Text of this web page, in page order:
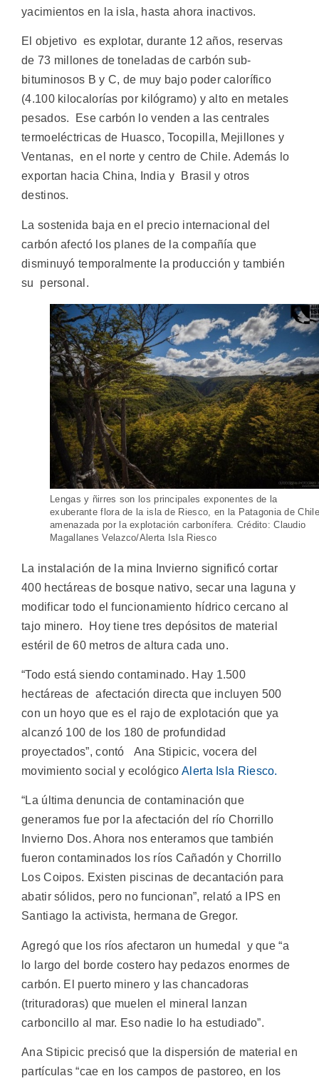
yacimientos en la isla, hasta ahora inactivos.
El objetivo es explotar, durante 12 años, reservas
de 73 millones de toneladas de carbón sub-
bituminosos B y C, de muy bajo poder calorífico
(4.100 kilocalorías por kilógramo) y alto en metales
pesados. Ese carbón lo venden a las centrales
termoeléctricas de Huasco, Tocopilla, Mejillones y
Ventanas, en el norte y centro de Chile. Además lo
exportan hacia China, India y Brasil y otros
destinos.
La sostenida baja en el precio internacional del
carbón afectó los planes de la compañía que
disminuyó temporalmente la producción y también
su personal.
Lengas y ñirres son los principales exponentes de la
exuberante flora de la isla de Riesco, en la Patagonia de
amenazada por la explotación carbonífera. Crédito: Claudio
Magallanes Velazco/Alerta Isla Riesco
La instalación de la mina Invierno significó cortar
400 hectáreas de bosque nativo, secar una laguna y
modificar todo el funcionamiento hídrico cercano al
tajo minero. Hoy tiene tres depósitos de material
estéril de 60 metros de altura cada uno.
“Todo está siendo contaminado. Hay 1.500
hectáreas de afectación directa que incluyen 500
con un hoyo que es el rajo de explotación que ya
alcanzó 100 de los 180 de profundidad
proyectados”, contó Ana Stipicic, vocera del
movimiento social y ecológicoAlerta Isla Riesco.
“La última denuncia de contaminación que
generamos fue por la afectación del río Chorrillo
Invierno Dos. Ahora nos enteramos que también
fueron contaminados los ríos Cañadón y Chorrillo
Los Coipos. Existen piscinas de decantación para
abatir sólidos, pero no funcionan”, relató a IPS en
Santiago la activista, hermana de Gregor.
Agregó que los ríos afectaron un humedal y que “a
lo largo del borde costero hay pedazos enormes de
carbón. El puerto minero y las chancadoras
(trituradoras) que muelen el mineral lanzan
carboncillo al mar. Eso nadie lo ha estudiado”.
Ana Stipicic precisó que la dispersión de material en
partículas “cae en los campos de pastoreo, en los